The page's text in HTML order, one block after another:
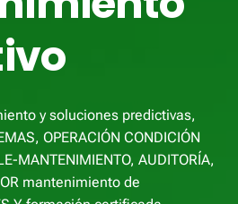
y soluciones predictivas,
OPERACIÓN CONDICIÓN
MANTENIMIENTO, AUDITORÍA,
mantenimiento de